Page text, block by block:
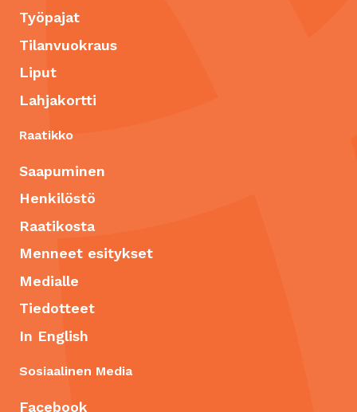
Työpajat
Tilanvuokraus
Liput
Lahjakortti
Raatikko
Saapuminen
Henkilöstö
Raatikosta
Menneet esitykset
Medialle
Tiedotteet
In English
Sosiaalinen Media
Facebook